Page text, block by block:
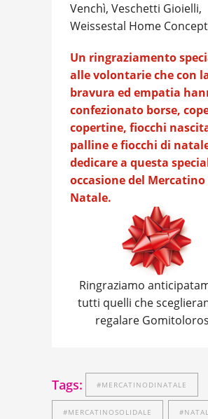
Venchì, Veschetti Gioielli,
Weissestal Home
Un ringraziamento
alle volontarie che con
bravura ed empatia
confezionato borse,
copertine, fiocchi
palline e fiocchi di
dedicare a questa
occasione del Mercatino
Natale.
Ringraziamo
tutti quelli che
regalare
Tags: #MERCATINODINATALE
#MERCATINOSOLIDALE